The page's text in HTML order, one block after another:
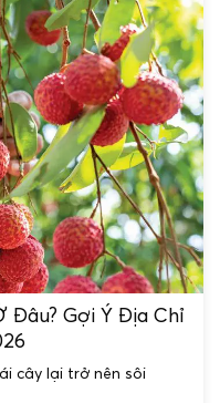
Đâu? Gợi Ý Địa Chỉ
cây lại trở nên sôi